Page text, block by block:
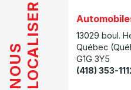
NOUSLOCALISER
13029 boul.
Québec
G1G 3Y5
(418) 353-